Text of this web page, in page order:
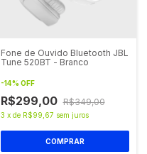
Fone de Ouvido Bluetooth JBL
Tune 520BT - Branco
-14% OFF
R$299,00 R$349,00
3 x de R$99,67 sem juros